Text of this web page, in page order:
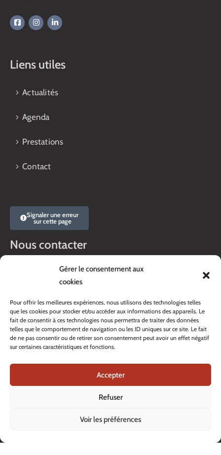
Gérer le consentement aux
cookies
Pour offrir les meilleures expériences, nous utilisons des technologies telles
que les cookies pour stocker et/ou accéder aux informations des appareils. Le
fait de consentir à ces technologies nous permettra de traiter des données
telles que le comportement de navigation ou les ID uniques sur ce site. Le fait
de ne pas consentir ou de retirer son consentement peut avoir un effet négatif
sur certaines caractéristiques et fonctions.
Accepter
Refuser
Voir les préférences
Liens utiles
Actualités
Agenda
Prestations
Contact
Signaler une erreur
sur cette page
Nous contacter
Route du Petit-Moncor 1B
1752 Villars-sur-Glâne
Horaires :
Lundi au jeudi :
8h00 – 11h30
13h45 – 17h00
Vendredi :
Veille de fête: 13h45 – 16h00
+41 26 408 33 33
Contacter nos services